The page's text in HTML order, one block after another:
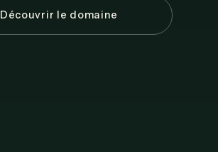
Découvrir le domaine